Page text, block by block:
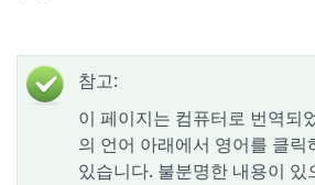
참고:
이 페이지는 컴퓨터로 번역되
의 언어 아래에서 영어를 클릭
있습니다. 불분명한 내용이 있